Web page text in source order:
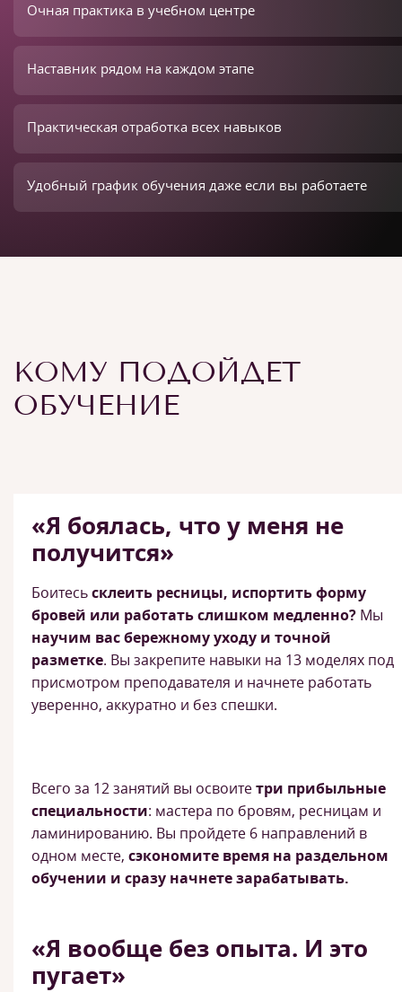
Очная практика в учебном центре
Наставник рядом на каждом этапе
Практическая отработка всех навыков
Удобный график обучения даже если вы работаете
КОМУ ПОДОЙДЕТ
ОБУЧЕНИЕ
«Я боялась, что у меня не
получится»
Боитесьсклеить ресницы, испортить форму
бровей или работать слишком медленно? Мы
научим вас бережному уходу и точной
разметке. Вы закрепите навыки на 13 моделях под
присмотром преподавателя и начнете работать
уверенно, аккуратно и без спешки.
Всего за 12 занятий вы освоитетри прибыльные
специальности: мастера по бровям, ресницам и
ламинированию. Вы пройдете 6 направлений в
одном месте, сэкономите время на раздельном
обучении и сразу начнете зарабатывать.
«Я вообще без опыта. И это
пугает»